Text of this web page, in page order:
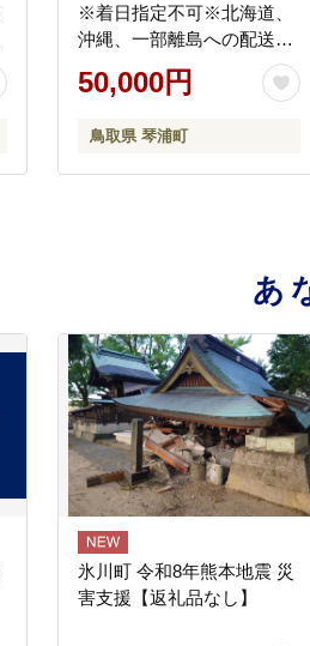
※着日指定不可※北海道、
沖縄、一部離島への配送不
可《ずわいがに かに カ
ニ 蟹 正体》
50,000円
鳥取県 琴浦町
あ
氷川町 令和8年熊本地震 災
害支援【返礼品なし】